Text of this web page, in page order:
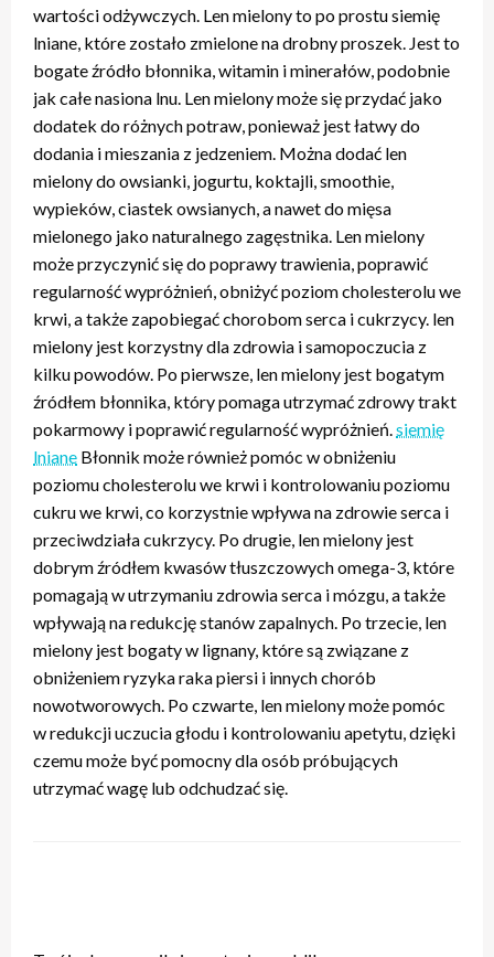
wartości odżywczych. Len mielony to po prostu siemię
lniane, które zostało zmielone na drobny proszek. Jest to
bogate źródło błonnika, witamin i minerałów, podobnie
jak całe nasiona lnu. Len mielony może się przydać jako
dodatek do różnych potraw, ponieważ jest łatwy do
dodania i mieszania z jedzeniem. Można dodać len
mielony do owsianki, jogurtu, koktajli, smoothie,
wypieków, ciastek owsianych, a nawet do mięsa
mielonego jako naturalnego zagęstnika. Len mielony
może przyczynić się do poprawy trawienia, poprawić
regularność wypróżnień, obniżyć poziom cholesterolu we
krwi, a także zapobiegać chorobom serca i cukrzycy. len
mielony jest korzystny dla zdrowia i samopoczucia z
kilku powodów. Po pierwsze, len mielony jest bogatym
źródłem błonnika, który pomaga utrzymać zdrowy trakt
pokarmowy i poprawić regularność wypróżnień.siemię
lniane Błonnik może również pomóc w obniżeniu
poziomu cholesterolu we krwi i kontrolowaniu poziomu
cukru we krwi, co korzystnie wpływa na zdrowie serca i
przeciwdziała cukrzycy. Po drugie, len mielony jest
dobrym źródłem kwasów tłuszczowych omega-3, które
pomagają w utrzymaniu zdrowia serca i mózgu, a także
wpływają na redukcję stanów zapalnych. Po trzecie, len
mielony jest bogaty w lignany, które są związane z
obniżeniem ryzyka raka piersi i innych chorób
nowotworowych. Po czwarte, len mielony może pomóc
w redukcji uczucia głodu i kontrolowaniu apetytu, dzięki
czemu może być pomocny dla osób próbujących
utrzymać wagę lub odchudzać się.